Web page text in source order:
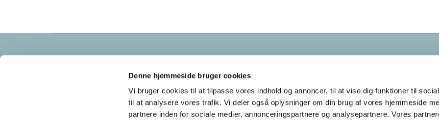
Denne hjemmeside bruger cookies
Vi bruger cookies til at tilpasse vores indhold og annoncer, til at vise dig funktioner til
til at analysere vores trafik. Vi deler også oplysninger om din brug af vores hjemmeside
partnere inden for sociale medier, annonceringspartnere og analysepartnere. Vores
38
bellahoej-utterslev.sogn@km.dk
Tilgængelighedserklæring